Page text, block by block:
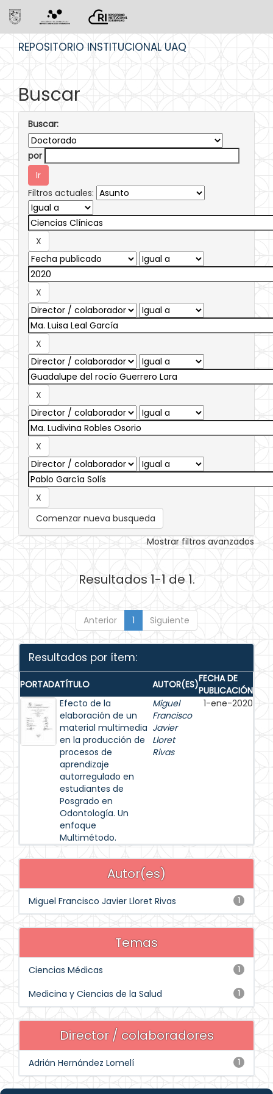
REPOSITORIO INSTITUCIONAL UAQ
Buscar
Buscar:
por
Filtros actuales:
Comenzar nueva busqueda
Mostrar filtros avanzados
Resultados 1-1 de 1.
Anterior 1 Siguiente
Resultados por ítem:
PORTADATÍTULO AUTOR(ES)FECHA DE
PUBLICACIÓN
Efecto de la
elaboración de un
material multimedia
en la producción de
procesos de
aprendizaje
autorregulado en
estudiantes de
Posgrado en
Odontología. Un
enfoque
Multimétodo.
Miguel
Francisco
Javier
Lloret
Rivas
1-ene-2020
Autor(es)
1
Miguel Francisco Javier Lloret Rivas
Temas
1
Ciencias Médicas
1
Medicina y Ciencias de la Salud
Director / colaboradores
1
Adrián Hernández Lomelí